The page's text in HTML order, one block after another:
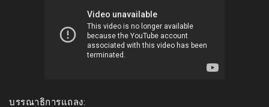
บรรณาธิการแถลง: